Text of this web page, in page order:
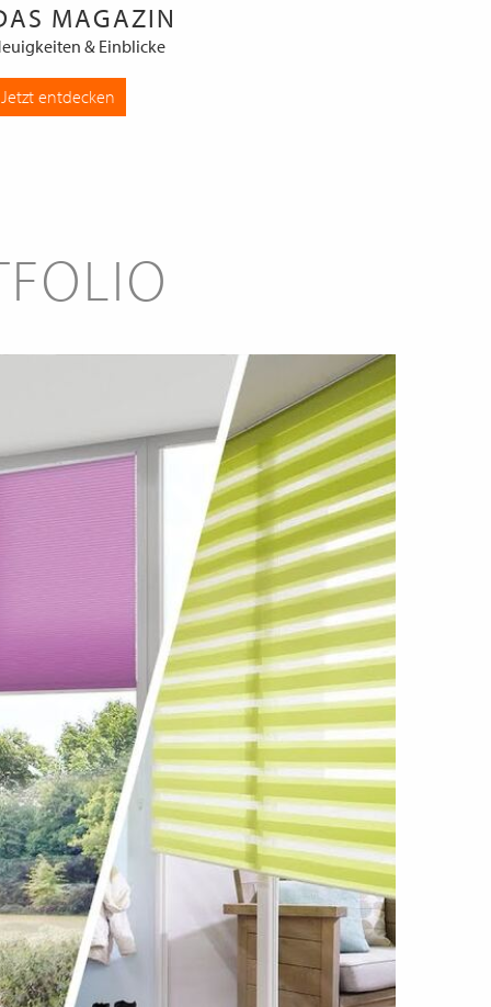
MAGAZIN
& Einblicke
Jetzt entdecken